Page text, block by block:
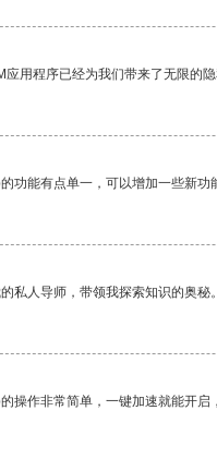
应用程序已经为我们带来了无限的
功能有点单一，可以增加一些新
私人导师，带领我探索知识的奥秘。
操作非常简单，一键加速就能开启